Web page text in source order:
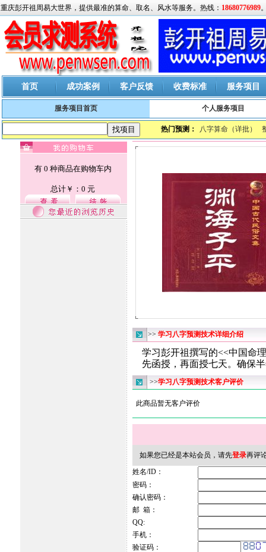
重庆彭开祖周易大世界，提供最准的算命、取名、风水等服务。热线： 18680776989
首页 成功案例 客户反馈 收费标准 服务项目
服务项目首页 个人服务项目
热门预测： 八字算命（详批）
>> 学习八字预测技术详细介绍
学习彭开祖撰写的<<中国命
先函授，再面授七天。确保
>>学习八字预测技术客户评价
此商品暂无客户评价
如果您已经是本站会员，请先登录再评
姓名/ID：
密码：
确认密码：
邮 箱：
QQ:
手机：
验证码：